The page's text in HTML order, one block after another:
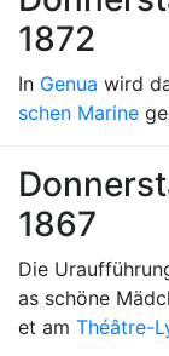
1872
In Genua wird
schen Marine
1867
Die
as schöne
et am Théâtre-